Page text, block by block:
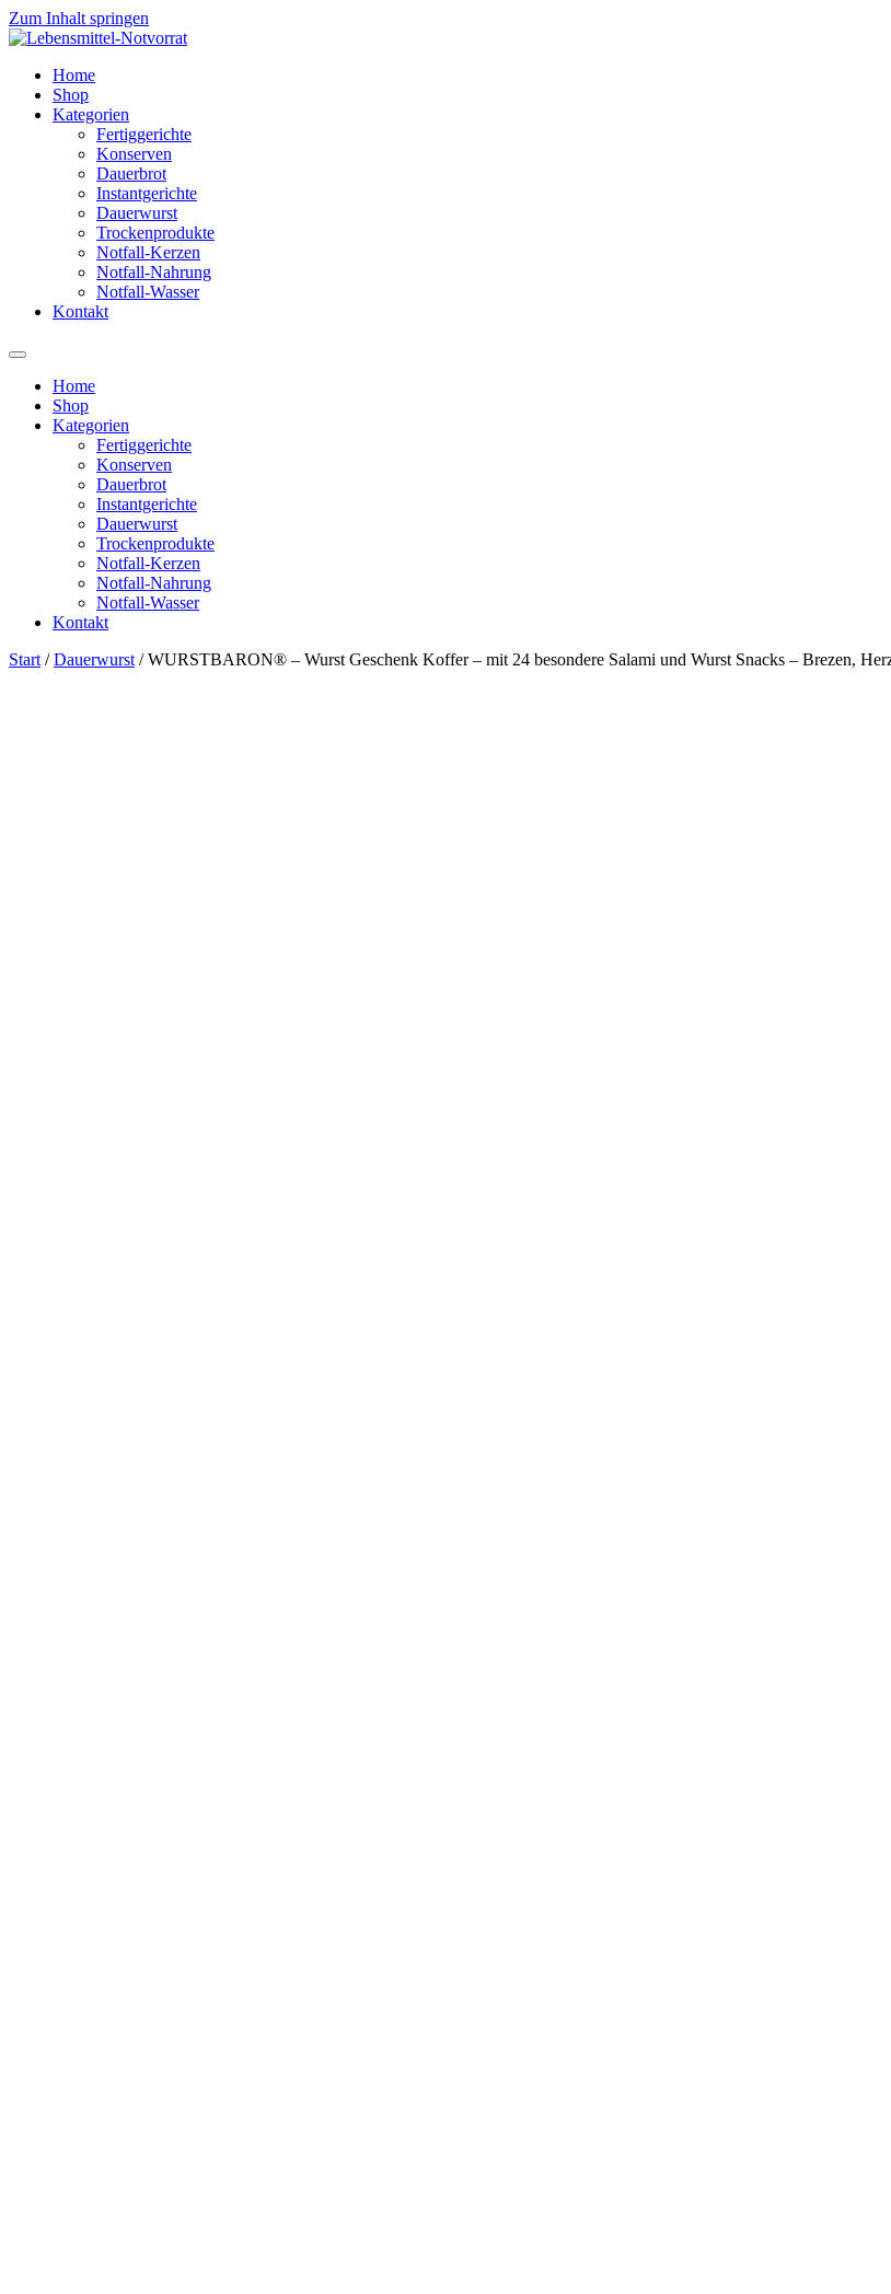
Zum Inhalt springen
Home
Shop
Kategorien
Fertiggerichte
Konserven
Dauerbrot
Instantgerichte
Dauerwurst
Trockenprodukte
Notfall-Kerzen
Notfall-Nahrung
Notfall-Wasser
Kontakt
Home
Shop
Kategorien
Fertiggerichte
Konserven
Dauerbrot
Instantgerichte
Dauerwurst
Trockenprodukte
Notfall-Kerzen
Notfall-Nahrung
Notfall-Wasser
Kontakt
Start /Dauerwurst / WURSTBARON® – Wurst Geschenk Koffer – mit 24 besondere Salami und Wurst Snacks – Brezen,